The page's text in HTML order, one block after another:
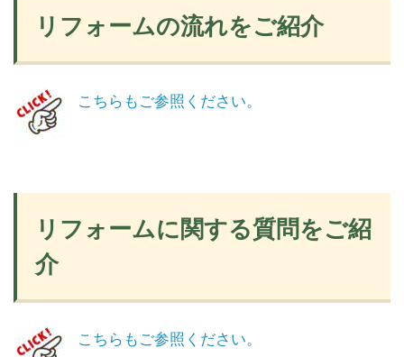
リフォームの流れをご紹介
こちらもご参照ください。
リフォームに関する質問をご紹
介
こちらもご参照ください。